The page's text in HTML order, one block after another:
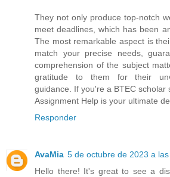
They not only produce top-notch
meet deadlines, which has been
The most remarkable aspect is
match your precise needs,
comprehension of the subject
gratitude to them for their
guidance. If you're a BTEC scholar
Assignment Help is your ultimate
Responder
AvaMia 5 de octubre de 2023 a las
Hello there! It's great to see a